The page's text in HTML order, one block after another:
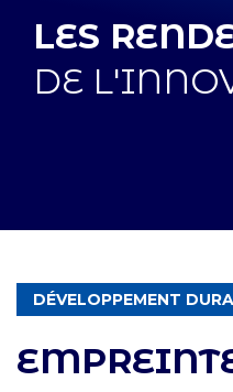
LES
DE
THÉMATIQUES
DÉVELOPPEMENT